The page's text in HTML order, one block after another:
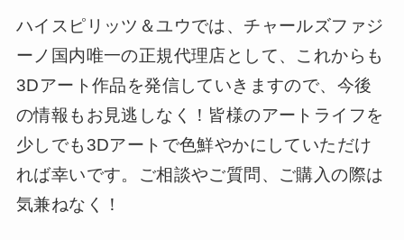
ハイスピリッツ＆ユウでは、チャールズファジ
ーノ国内唯一の正規代理店として、これからも
3Dアート作品を発信していきますので、今後
の情報もお見逃しなく！皆様のアートライフを
少しでも3Dアートで色鮮やかにしていただけ
れば幸いです。ご相談やご質問、ご購入の際は
気兼ねなく！